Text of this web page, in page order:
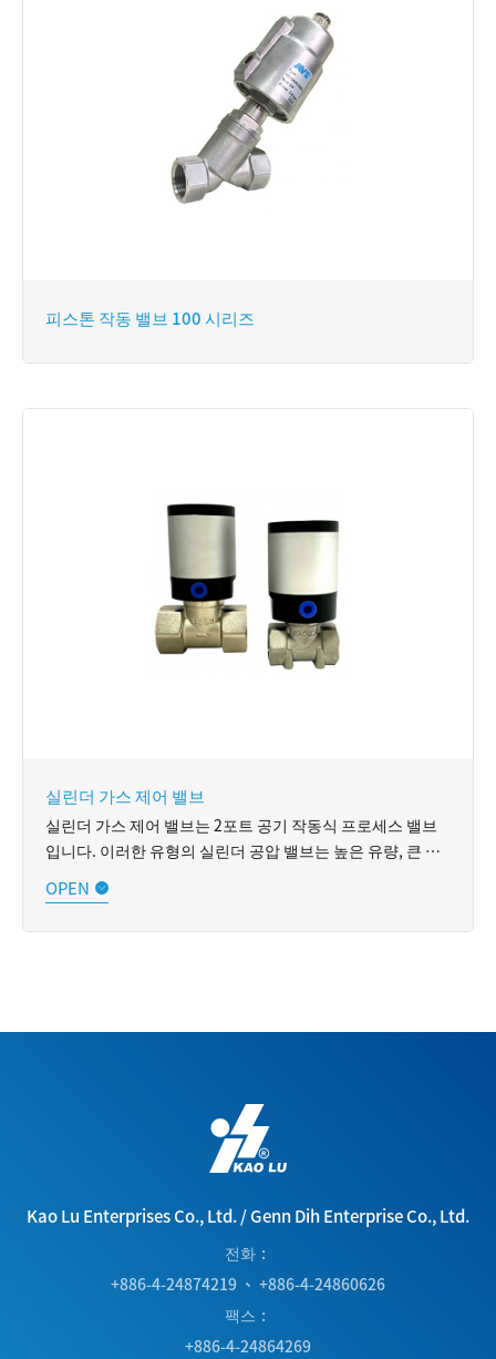
피스톤 작동 밸브 100 시리즈
실린더 가스 제어 밸브
실린더 가스 제어 밸브는 2포트 공기 작동식 프로세스 밸브
입니다. 이러한 유형의 실린더 공압 밸브는 높은 유량, 큰 DN
습니다.
Kao Lu Enterprises Co., Ltd./Genn Dih Enterprise Co., Ltd.
전화
+886-4-24874219 、 +886-4-24860626
팩스
+886-4-24864269